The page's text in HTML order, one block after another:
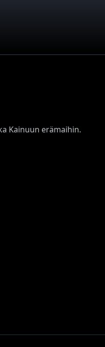
Kainuun erämaihin.